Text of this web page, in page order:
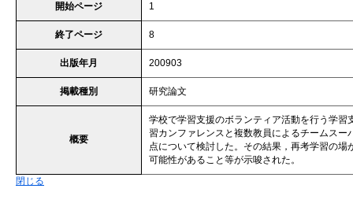
開始ページ 1
終了ページ 8
出版年月 200903
掲載種別 研究論文
概要
学校で学習支援のボランティア活動を行う学
習カンファレンスと複数教員によるチームス
点について検討した。その結果，再考学習の
可能性があること等が示唆された。
閉じる